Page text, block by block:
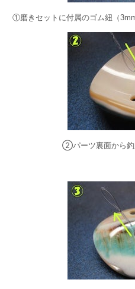
①磨きセットに付属のゴム紐（
②パーツ裏面から釣